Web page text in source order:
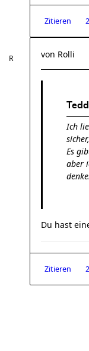
Zitieren
von Rolli
Ich
Es
aber
Du hast
Zitieren